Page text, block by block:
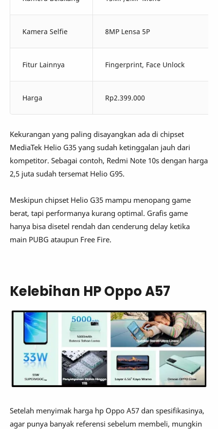
Kamera Selfie 8MP Lensa 5P
Fitur Lainnya Fingerprint, Face Unlock
Harga Rp2.399.000
Kekurangan yang paling disayangkan ada di chipset
MediaTek Helio G35 yang sudah ketinggalan jauh dari
kompetitor. Sebagai contoh, Redmi Note 10s dengan harga
2,5 juta sudah tersemat Helio G95.
Meskipun chipset Helio G35 mampu menopang game
berat, tapi performanya kurang optimal. Grafis game
hanya bisa disetel rendah dan cenderung delay ketika
main PUBG ataupun Free Fire.
Kelebihan HP Oppo A57
Setelah menyimak harga hp Oppo A57 dan spesifikasinya,
agar punya banyak referensi sebelum membeli, mungkin